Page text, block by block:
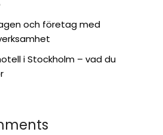
och företag med
i Stockholm – vad du